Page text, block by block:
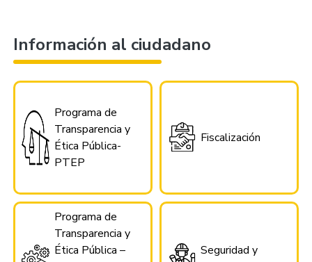
Información al ciudadano
Programa de
Transparencia y
Ética Pública-
PTEP
Fiscalización
Programa de
Transparencia y
Ética Pública –
Seguridad y